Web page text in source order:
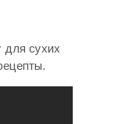
для сухих